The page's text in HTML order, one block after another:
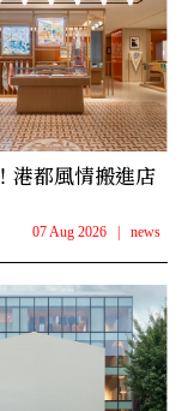
港都風情搬進店
07 Aug 2026 | news